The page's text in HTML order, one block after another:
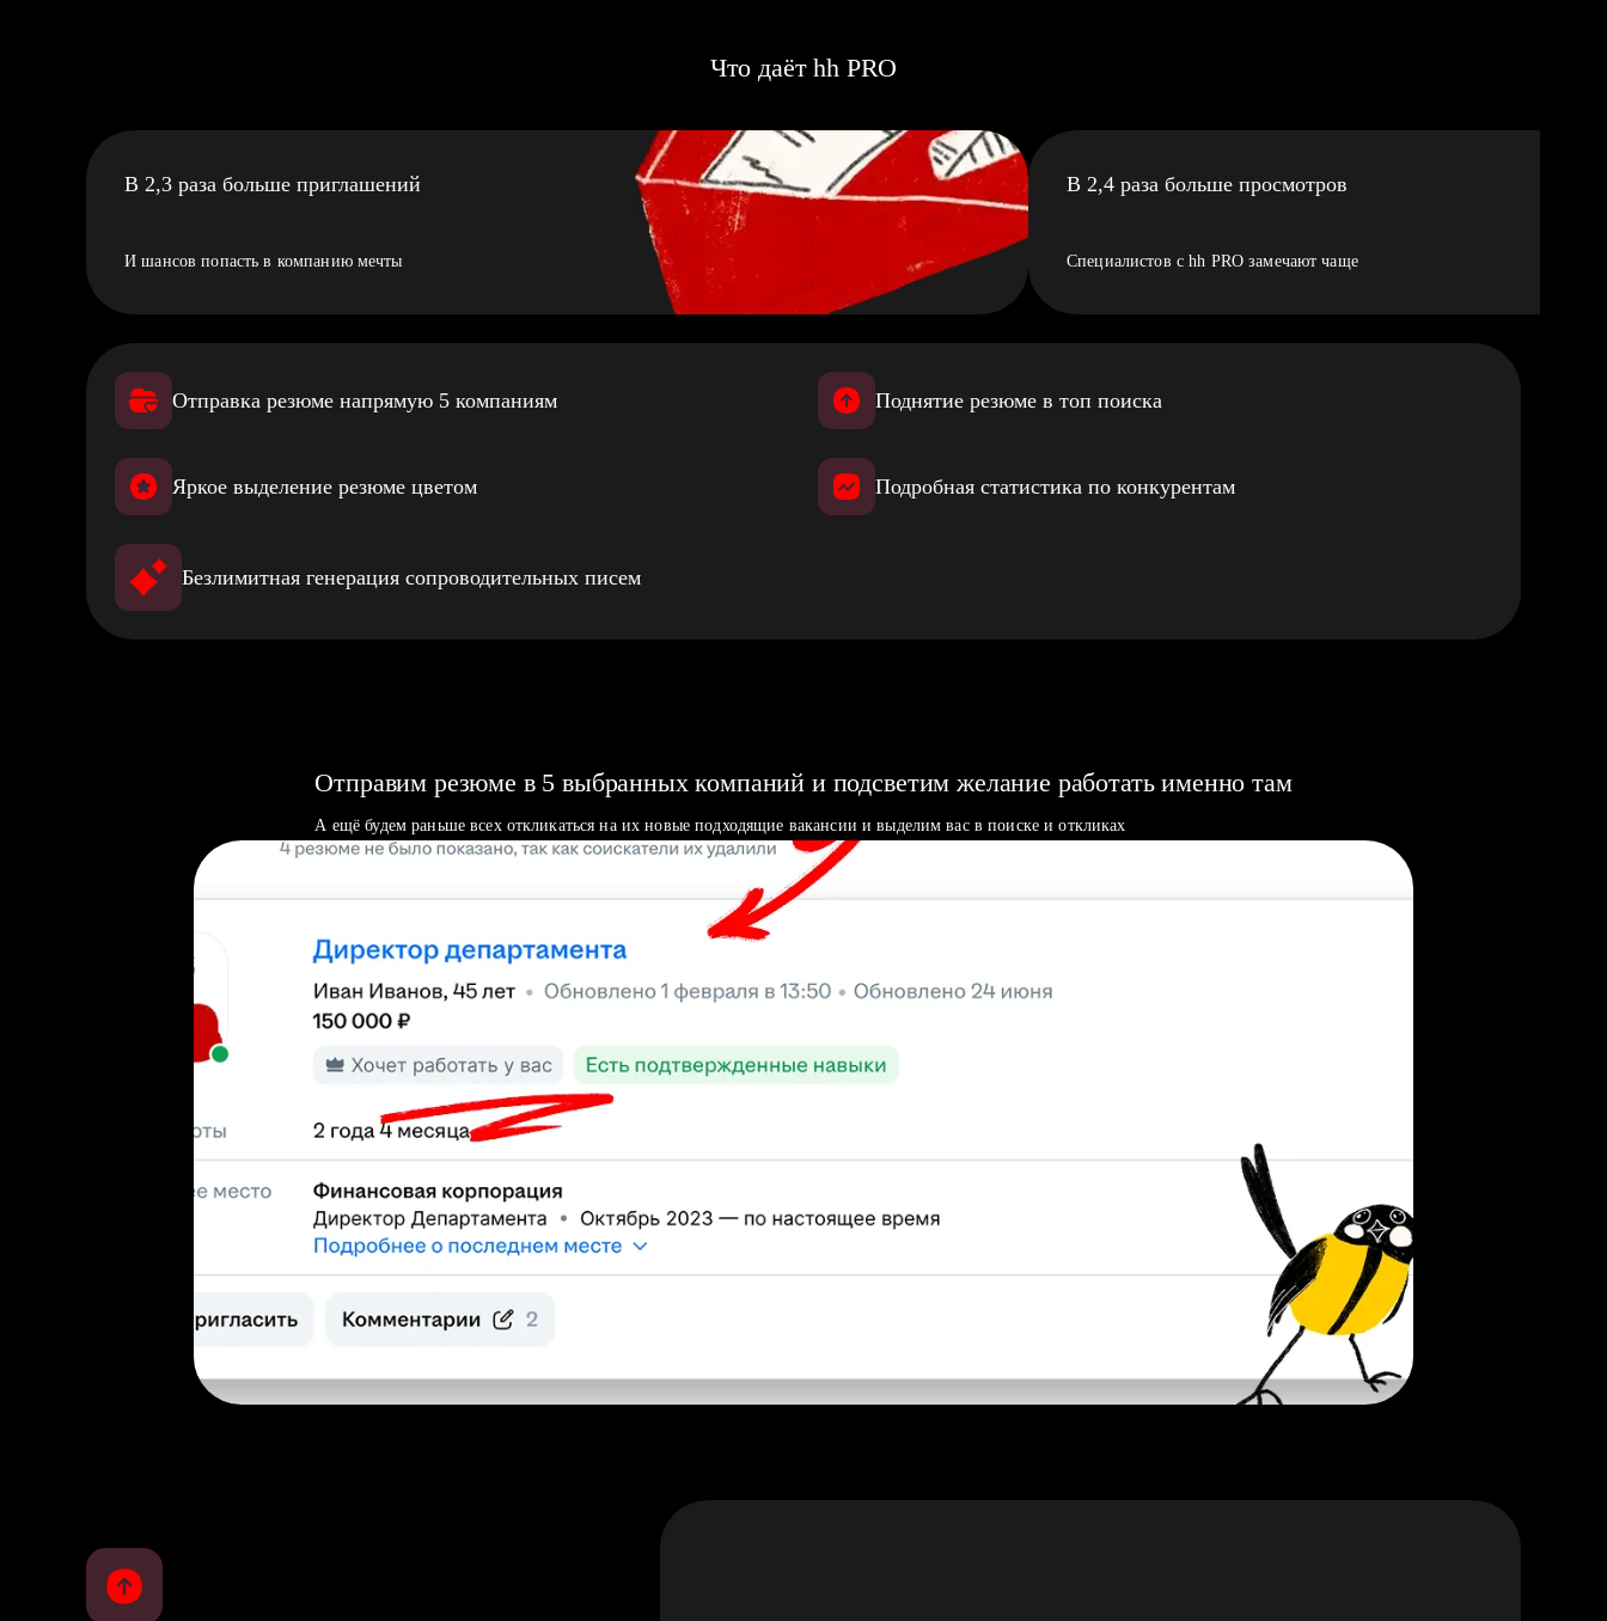
Что даёт hh PRO
В 2,3 раза больше приглашений
И шансов попасть в компанию мечты
В 2,4 раза больше просмотров
Специалистов с hh PRO замечают чаще
Отправка резюме напрямую 5 компаниям Поднятие резюме в топ поиска
Яркое выделение резюме цветом Подробная статистика по конкурентам
Безлимитная генерация сопроводительных писем
Отправим резюме в 5 выбранных компаний и подсветим желание работать именно там
А ещё будем раньше всех откликаться на их новые подходящие вакансии и выделим вас в поиске и откликах